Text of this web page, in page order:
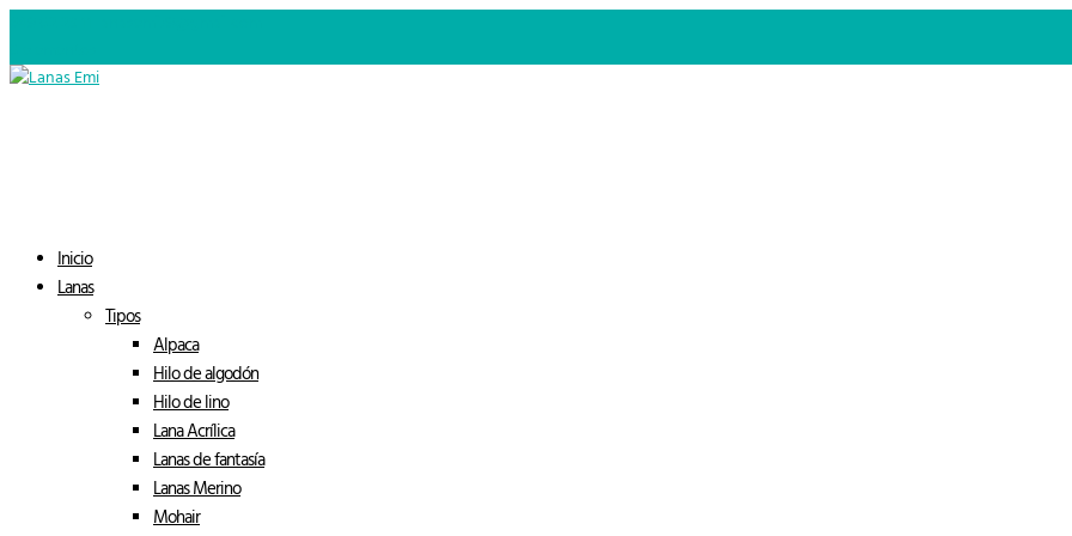
Inicio
Lanas
Tipos
Alpaca
Hilo de algodón
Hilo de lino
Lana Acrílica
Lanas de fantasía
Lanas Merino
Mohair